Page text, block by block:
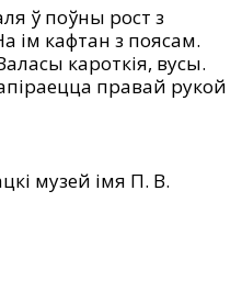
ім кафтан з поясам.
кароткія, вусы.
правай рукой
музей імя П. В.